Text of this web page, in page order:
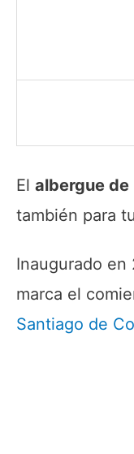
El albergue de
también para
Inaugurado en
marca el
Santiago de